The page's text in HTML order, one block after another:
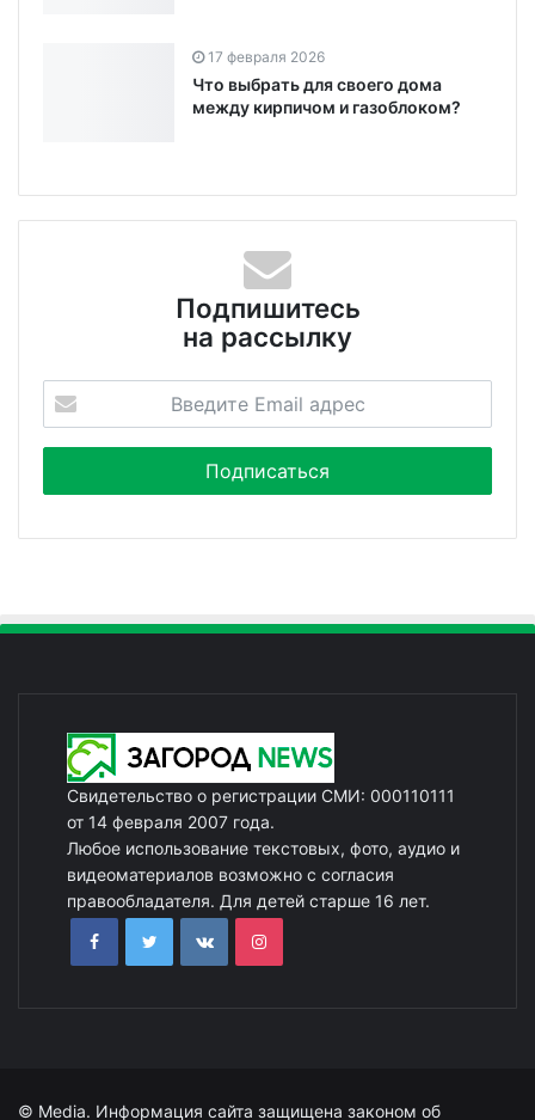
17 февраля 2026
Что выбрать для своего дома
между кирпичом и газоблоком?
Подпишитесь
на рассылку
Свидетельство о регистрации СМИ: 000110111
от 14 февраля 2007 года.
Любое использование текстовых, фото, аудио и
видеоматериалов возможно с согласия
правообладателя. Для детей старше 16 лет.
© Media. Информация сайта защищена законом об